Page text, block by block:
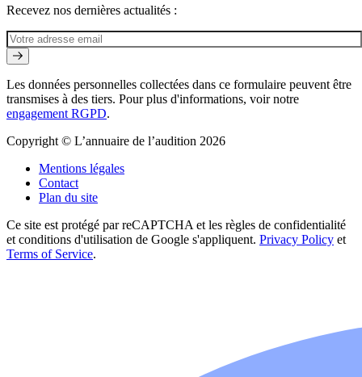
Recevez nos dernières actualités :
Les données personnelles collectées dans ce formulaire peuvent être
transmises à des tiers. Pour plus d'informations, voir notre
engagement RGPD.
Copyright © L’annuaire de l’audition 2026
Mentions légales
Contact
Plan du site
Ce site est protégé par reCAPTCHA et les règles de confidentialité
et conditions d'utilisation de Google s'appliquent. Privacy Policy et
Terms of Service.